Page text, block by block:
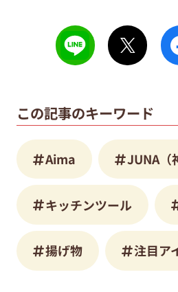
この記事のキーワード
Aima JUNA（
キッチンツール
揚げ物 注目ア